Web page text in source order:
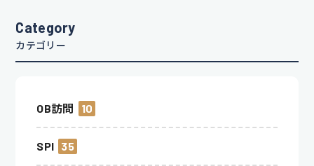
Category
カテゴリー
OB訪問 10
SPI 35